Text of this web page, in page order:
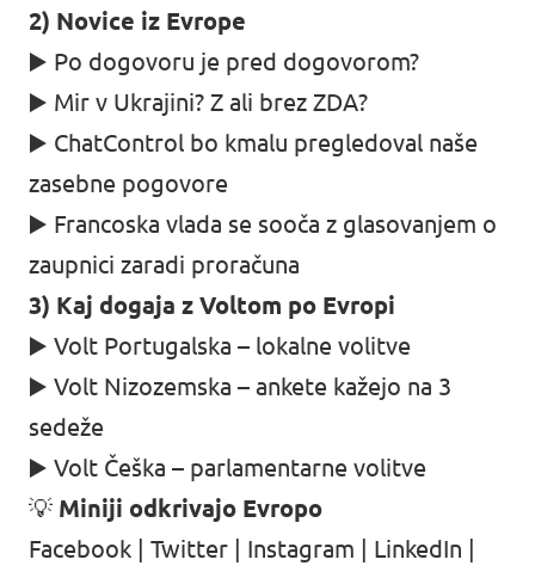
2) Novice iz Evrope
▶️ Po dogovoru je pred dogovorom?
▶️ Mir v Ukrajini? Z ali brez ZDA?
▶️ ChatControl bo kmalu pregledoval naše
zasebne pogovore
▶️ Francoska vlada se sooča z glasovanjem o
zaupnici zaradi proračuna
3) Kaj dogaja z Voltom po Evropi
▶️ Volt Portugalska – lokalne volitve
▶️ Volt Nizozemska – ankete kažejo na 3
sedeže
▶️ Volt Češka – parlamentarne volitve
💡 Miniji odkrivajo Evropo
Facebook
Twitter Instagram LinkedIn